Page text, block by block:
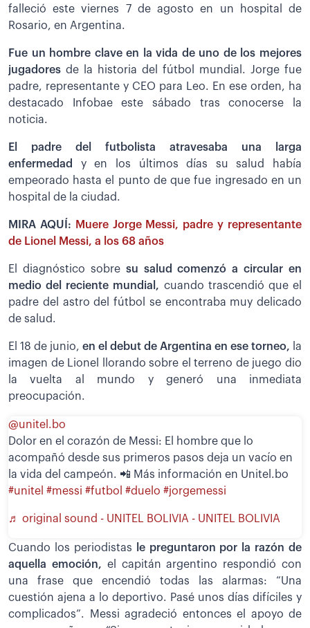
falleció este viernes 7 de agosto en un hospital de
Rosario, en Argentina.
Fue un hombre clave en la vida de uno de los mejores
jugadores de la historia del fútbol mundial. Jorge fue
padre, representante y CEO para Leo. En ese orden, ha
destacado Infobae este sábado tras conocerse la
noticia.
El padre del futbolista atravesaba una larga
enfermedad y en los últimos días su salud había
empeorado hasta el punto de que fue ingresado en un
hospital de la ciudad.
MIRA AQUÍ:
Muere Jorge Messi, padre y representante
de Lionel Messi, a los 68 años
El diagnóstico sobresu salud comenzó a circular en
medio del reciente mundial, cuando trascendió que el
padre del astro del fútbol se encontraba muy delicado
de salud.
El 18 de junio, en el debut de Argentina en ese torneo, la
imagen de Lionel llorando sobre el terreno de juego dio
la vuelta al mundo y generó una inmediata
preocupación.
@unitel.bo
Dolor en el corazón de Messi: El hombre que lo
acompañó desde sus primeros pasos deja un vacío en
la vida del campeón. 📲 Más información en Unitel.bo
#unitel #messi #futbol #duelo #jorgemessi
♬ original sound - UNITEL BOLIVIA - UNITEL BOLIVIA
Cuando los periodistas
le preguntaron por la razón de
aquella emoción, el capitán argentino respondió con
una frase que encendió todas las alarmas: “Una
cuestión ajena a lo deportivo. Pasé unos días difíciles y
complicados”. Messi agradeció entonces el apoyo de